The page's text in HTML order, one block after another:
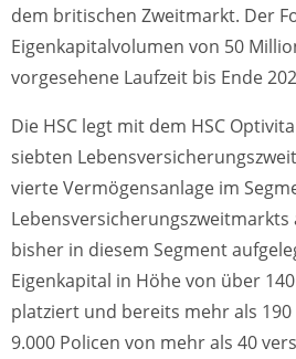
dem britischen Zweitmarkt. Der
Eigenkapitalvolumen von 50
vorgesehene Laufzeit bis Ende
Die HSC legt mit dem HSC
siebten
vierte Vermögensanlage im
bisher in diesem Segment
Eigenkapital in Höhe von über
platziert und bereits mehr als
9.000 Policen von mehr als 40